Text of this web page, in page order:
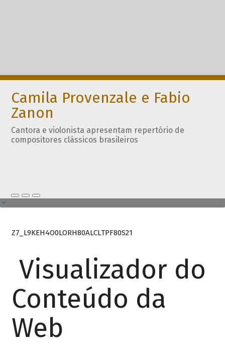
Camila Provenzale e Fabio
Zanon
Cantora e violonista apresentam repertório de
compositores clássicos brasileiros
Z7_L9KEH4O0LORH80ALCLTPF80S21
Visualizador do
Conteúdo da
Web